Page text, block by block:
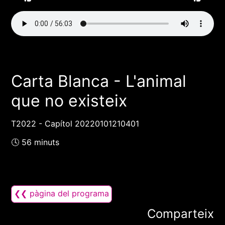
Carta Blanca - L'animal
que no existeix
T2022 - Capítol 20220101210401
🕓 56 minuts
❮❮ pàgina del programa
Comparteix